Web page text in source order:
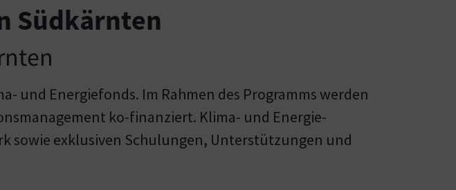
Südkärnten
und Energiefonds. Im Rahmen des Programms werden
ko-finanziert. Klima- und Energie-
sowie exklusiven Schulungen, Unterstützungen und